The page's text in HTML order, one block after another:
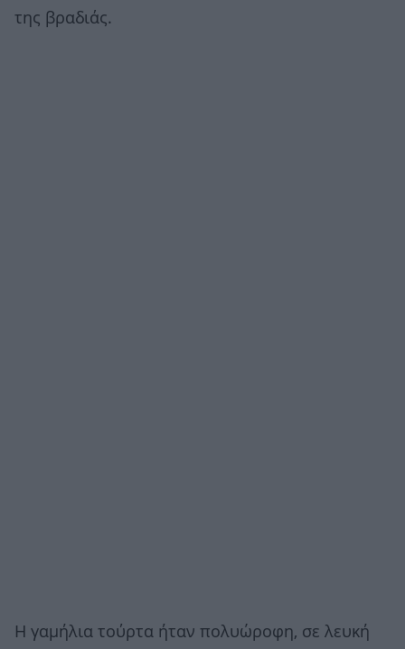
της βραδιάς.
Η γαμήλια τούρτα ήταν πολυώροφη, σε λευκή